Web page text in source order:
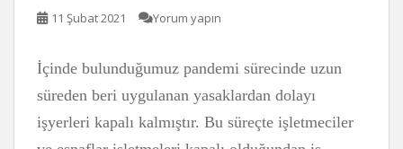
11 Şubat 2021 Yorum yapın
İçinde bulunduğumuz pandemi sürecinde uzun
süreden beri uygulanan yasaklardan dolayı
işyerleri kapalı kalmıştır. Bu süreçte işletmeciler